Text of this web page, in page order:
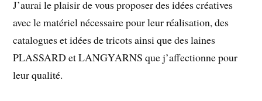
J’aurai le plaisir de vous proposer des idées créatives
avec le matériel nécessaire pour leur réalisation, des
catalogues et idées de tricots ainsi que des laines
PLASSARD et LANGYARNS que j’affectionne pour
leur qualité.